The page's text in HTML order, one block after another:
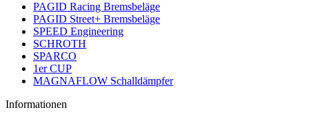
PAGID Racing Bremsbeläge
PAGID Street+ Bremsbeläge
SPEED Engineering
SCHROTH
SPARCO
1er CUP
MAGNAFLOW Schalldämpfer
Informationen